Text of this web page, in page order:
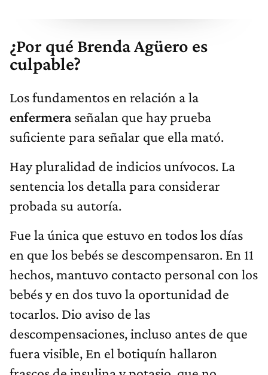
¿Por qué Brenda Agüero es
culpable?
Los fundamentos en relación a la
enfermeraseñalan que hay prueba
suficiente para señalar que ella mató.
Hay pluralidad de indicios unívocos. La
sentencia los detalla para considerar
probada su autoría.
Fue la única que estuvo en todos los días
en que los bebés se descompensaron. En 11
hechos, mantuvo contacto personal con los
bebés y en dos tuvo la oportunidad de
tocarlos. Dio aviso de las
descompensaciones, incluso antes de que
fuera visible, En el botiquín hallaron